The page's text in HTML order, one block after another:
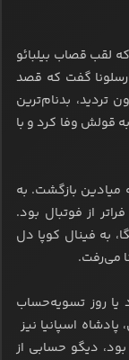
لقب قصاب بیلبائو
گفت که قصد
تردید، بدنام‌ترین
به قولش وفا کرد و با
میادین بازگشت. به
از فوتبال بود.
به فینال کوپا دل
می‌رفت.
یا روز تسویه‌حساب
اسپانیا نیز
بود، دیگو حسابی از